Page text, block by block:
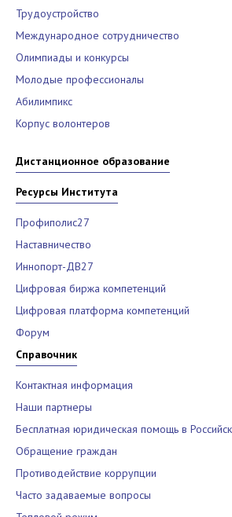
Трудоустройство
Международное сотрудничество
Олимпиады и конкурсы
Молодые профессионалы
Абилимпикс
Корпус волонтеров
Дистанционное образование
Ресурсы Института
Профиполис27
Наставничество
Иннопорт-ДВ27
Цифровая биржа компетенций
Цифровая платформа компетенций
Форум
Справочник
Контактная информация
Наши партнеры
Бесплатная юридическая помощь в
Обращение граждан
Противодействие коррупции
Часто задаваемые вопросы